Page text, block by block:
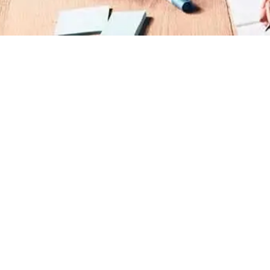
Treinamento de Brigada de Incêndio Valor
Treinamento de Brigadista de Incêndio
Treinamento de Combate a Incêndio NR 23